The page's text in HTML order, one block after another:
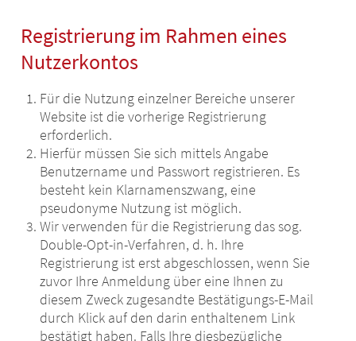
Registrierung im Rahmen eines
Nutzerkontos
Für die Nutzung einzelner Bereiche unserer
Website ist die vorherige Registrierung
erforderlich.
Hierfür müssen Sie sich mittels Angabe
Benutzername und Passwort registrieren. Es
besteht kein Klarnamenszwang, eine
pseudonyme Nutzung ist möglich.
Wir verwenden für die Registrierung das sog.
Double-Opt-in-Verfahren, d. h. Ihre
Registrierung ist erst abgeschlossen, wenn Sie
zuvor Ihre Anmeldung über eine Ihnen zu
diesem Zweck zugesandte Bestätigungs-E-Mail
durch Klick auf den darin enthaltenem Link
bestätigt haben. Falls Ihre diesbezügliche